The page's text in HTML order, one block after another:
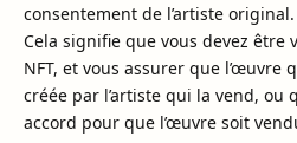
consentement de l’artiste original.
Cela signifie que vous devez être
NFT, et vous assurer que l’œuvre
créée par l’artiste qui la vend, ou
accord pour que l’œuvre soit